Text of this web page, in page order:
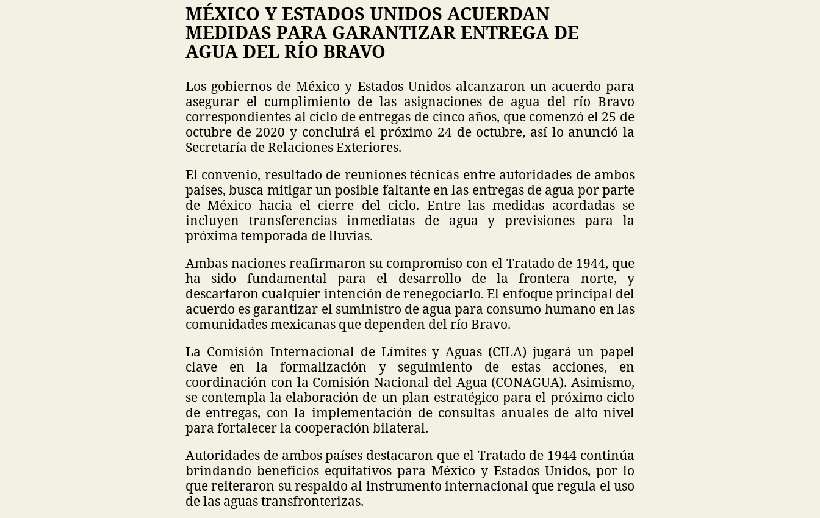
MÉXICO Y ESTADOS UNIDOS ACUERDAN
MEDIDAS PARA GARANTIZAR ENTREGA DE
AGUA DEL RÍO BRAVO
Los gobiernos de México y Estados Unidos alcanzaron un acuerdo para
asegurar el cumplimiento de las asignaciones de agua del río Bravo
correspondientes al ciclo de entregas de cinco años, que comenzó el 25 de
octubre de 2020 y concluirá el próximo 24 de octubre, así lo anunció la
Secretaría de Relaciones Exteriores.
El convenio, resultado de reuniones técnicas entre autoridades de ambos
países, busca mitigar un posible faltante en las entregas de agua por parte
de México hacia el cierre del ciclo. Entre las medidas acordadas se
incluyen transferencias inmediatas de agua y previsiones para la
próxima temporada de lluvias.
Ambas naciones reafirmaron su compromiso con el Tratado de 1944, que
ha sido fundamental para el desarrollo de la frontera norte, y
descartaron cualquier intención de renegociarlo. El enfoque principal del
acuerdo es garantizar el suministro de agua para consumo humano en las
comunidades mexicanas que dependen del río Bravo.
La Comisión Internacional de Límites y Aguas (CILA) jugará un papel
clave en la formalización y seguimiento de estas acciones, en
coordinación con la Comisión Nacional del Agua (CONAGUA). Asimismo,
se contempla la elaboración de un plan estratégico para el próximo ciclo
de entregas, con la implementación de consultas anuales de alto nivel
para fortalecer la cooperación bilateral.
Autoridades de ambos países destacaron que el Tratado de 1944 continúa
brindando beneficios equitativos para México y Estados Unidos, por lo
que reiteraron su respaldo al instrumento internacional que regula el uso
de las aguas transfronterizas.